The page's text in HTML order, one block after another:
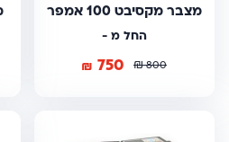
מצבר מקסיבט 100 אמפר
החל מ -
800
₪
750
₪